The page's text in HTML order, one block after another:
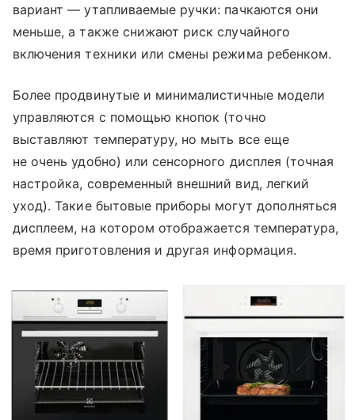
вариант — утапливаемые ручки: пачкаются они
меньше, а также снижают риск случайного
включения техники или смены режима ребенком.
Более продвинутые и минималистичные модели
управляются с помощью кнопок (точно
выставляют температуру, но мыть все еще
не очень удобно) или сенсорного дисплея (точная
настройка, современный внешний вид, легкий
уход). Такие бытовые приборы могут дополняться
дисплеем, на котором отображается температура,
время приготовления и другая информация.